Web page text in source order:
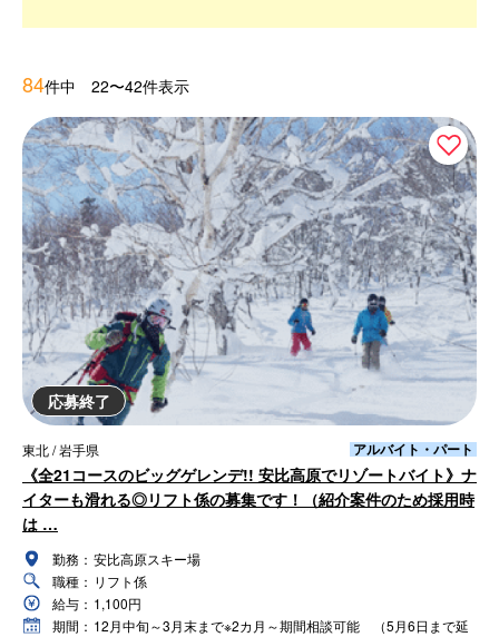
84件中 22〜42件表示
応募終了
東北 / 岩手県 アルバイト・パート
《全21コースのビッグゲレンデ!! 安比高原でリゾートバイト》ナ
イターも滑れる◎リフト係の募集です！（紹介案件のため採用時
は …
勤務： 安比高原スキー場
職種： リフト係
給与： 1,100円
期間： 12月中旬～3月末まで※2カ月～期間相談可能 （5月6日まで延